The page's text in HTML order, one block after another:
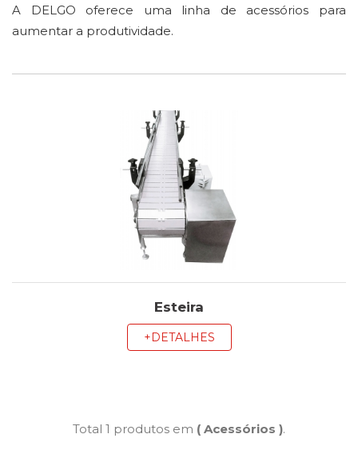
A DELGO oferece uma linha de acessórios para
aumentar a produtividade.
Esteira
+DETALHES
Total 1 produtos em ( Acessórios ).